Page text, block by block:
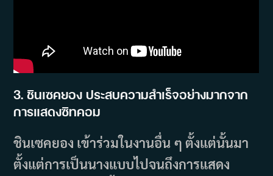
3. ชินเซคยอง ประสบความสำเร็จอย่างมากจาก
การแสดงซิทคอม
ชินเซคยอง เข้าร่วมในงานอื่น ๆ ตั้งแต่นั้นมา
ตั้งแต่การเป็นนางแบบไปจนถึงการแสดง